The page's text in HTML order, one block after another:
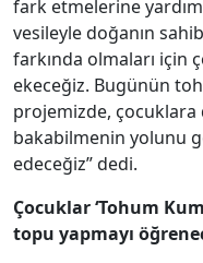
fark etmelerine
vesileyle doğanın
farkında olmaları için
ekeceğiz. Bugünün
projemizde, çocuklara
bakabilmenin yolunu
edeceğiz” dedi.
Çocuklar ‘Tohum
topu yapmayı